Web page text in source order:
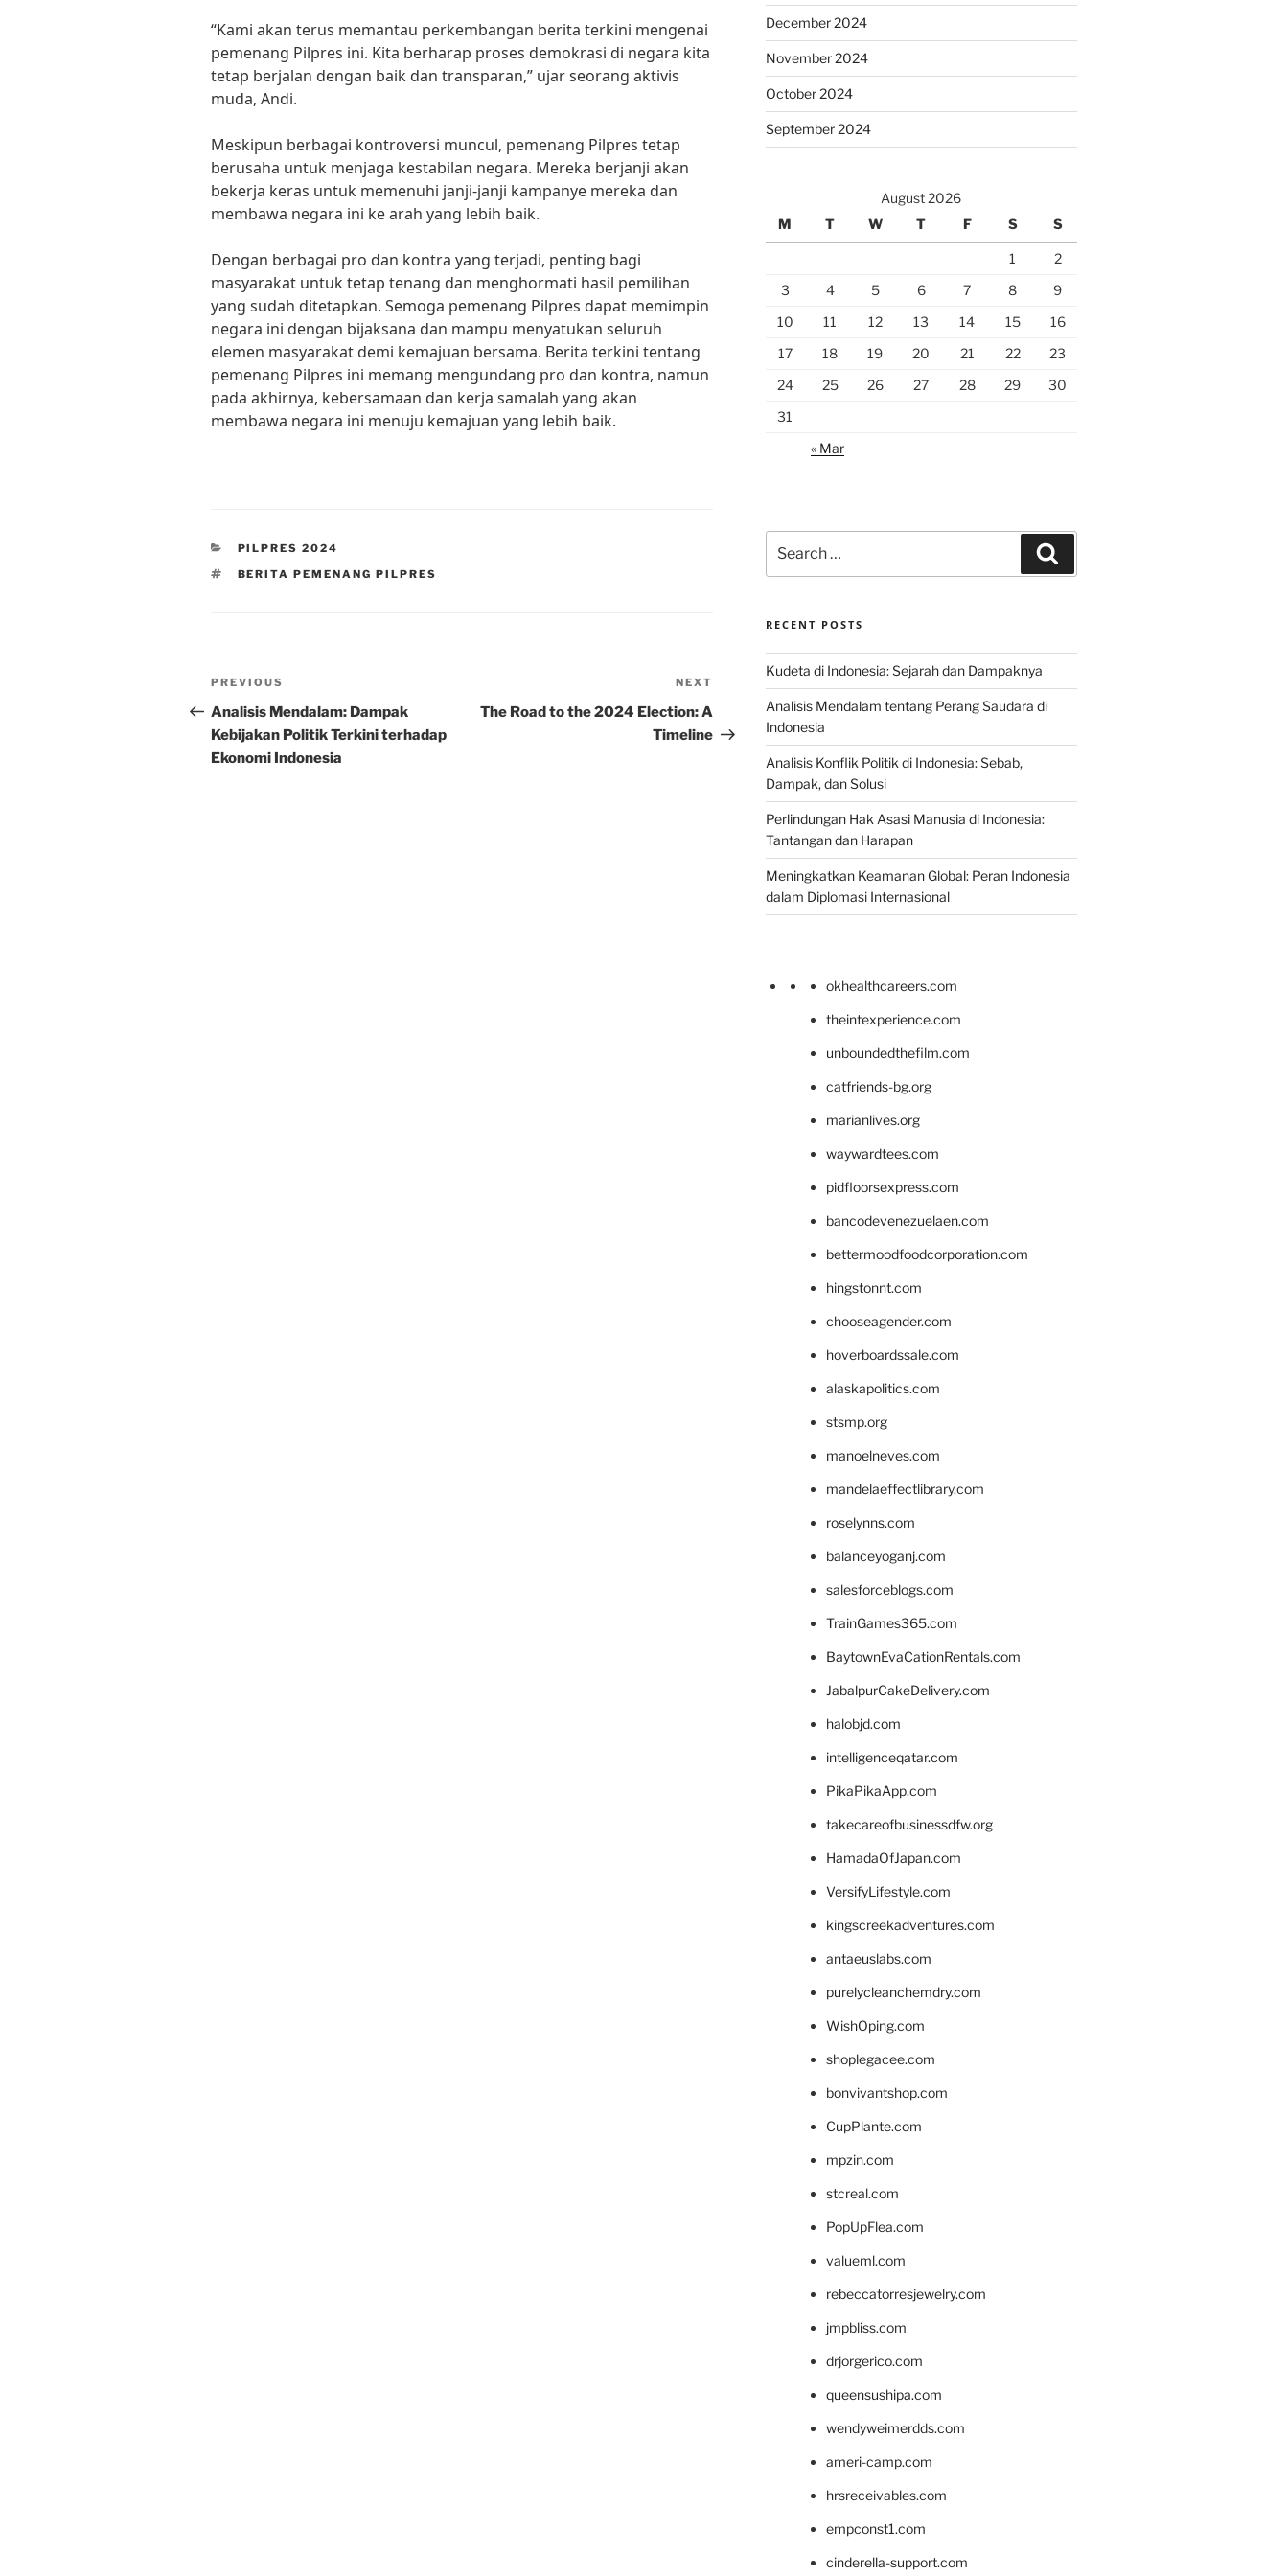
“Kami akan terus memantau perkembangan berita terkini mengenai
pemenang Pilpres ini. Kita berharap proses demokrasi di negara kita
tetap berjalan dengan baik dan transparan,” ujar seorang aktivis
muda, Andi.
Meskipun berbagai kontroversi muncul, pemenang Pilpres tetap
berusaha untuk menjaga kestabilan negara. Mereka berjanji akan
bekerja keras untuk memenuhi janji-janji kampanye mereka dan
membawa negara ini ke arah yang lebih baik.
Dengan berbagai pro dan kontra yang terjadi, penting bagi
masyarakat untuk tetap tenang dan menghormati hasil pemilihan
yang sudah ditetapkan. Semoga pemenang Pilpres dapat memimpin
negara ini dengan bijaksana dan mampu menyatukan seluruh
elemen masyarakat demi kemajuan bersama. Berita terkini tentang
pemenang Pilpres ini memang mengundang pro dan kontra, namun
pada akhirnya, kebersamaan dan kerja samalah yang akan
membawa negara ini menuju kemajuan yang lebih baik.
CATEGORIES
PILPRES 2024
TAGS
BERITA PEMENANG PILPRES
Post
navigation
Previous
Post
PREVIOUS
Analisis Mendalam: Dampak
Kebijakan Politik Terkini terhadap
Ekonomi Indonesia
NEXT
The Road to the 2024 Election: A
Timeline
December 2024
November 2024
October 2024
September 2024
August 2026
M
T W T F S S
1
2
3
4 5 6 7 8
9
10
11 12 13 14 15
16
17
18 19 20 21 22
23
24
25 26 27 28 29
30
31
« Mar
for:
RECENT POSTS
Kudeta di Indonesia: Sejarah dan Dampaknya
Analisis Mendalam tentang Perang Saudara di
Indonesia
Analisis Konflik Politik di Indonesia: Sebab,
Dampak, dan Solusi
Perlindungan Hak Asasi Manusia di Indonesia:
Tantangan dan Harapan
Meningkatkan Keamanan Global: Peran Indonesia
dalam Diplomasi Internasional
okhealthcareers.com
theintexperience.com
unboundedthefilm.com
catfriends-bg.org
marianlives.org
waywardtees.com
pidfloorsexpress.com
bancodevenezuelaen.com
bettermoodfoodcorporation.com
hingstonnt.com
chooseagender.com
hoverboardssale.com
alaskapolitics.com
stsmp.org
manoelneves.com
mandelaeffectlibrary.com
roselynns.com
balanceyoganj.com
salesforceblogs.com
TrainGames365.com
BaytownEvaCationRentals.com
JabalpurCakeDelivery.com
halobjd.com
intelligenceqatar.com
PikaPikaApp.com
takecareofbusinessdfw.org
HamadaOfJapan.com
VersifyLifestyle.com
kingscreekadventures.com
antaeuslabs.com
purelycleanchemdry.com
WishOping.com
shoplegacee.com
bonvivantshop.com
CupPlante.com
mpzin.com
stcreal.com
PopUpFlea.com
valueml.com
rebeccatorresjewelry.com
jmpbliss.com
drjorgerico.com
queensushipa.com
wendyweimerdds.com
ameri-camp.com
hrsreceivables.com
empconst1.com
cinderella-support.com